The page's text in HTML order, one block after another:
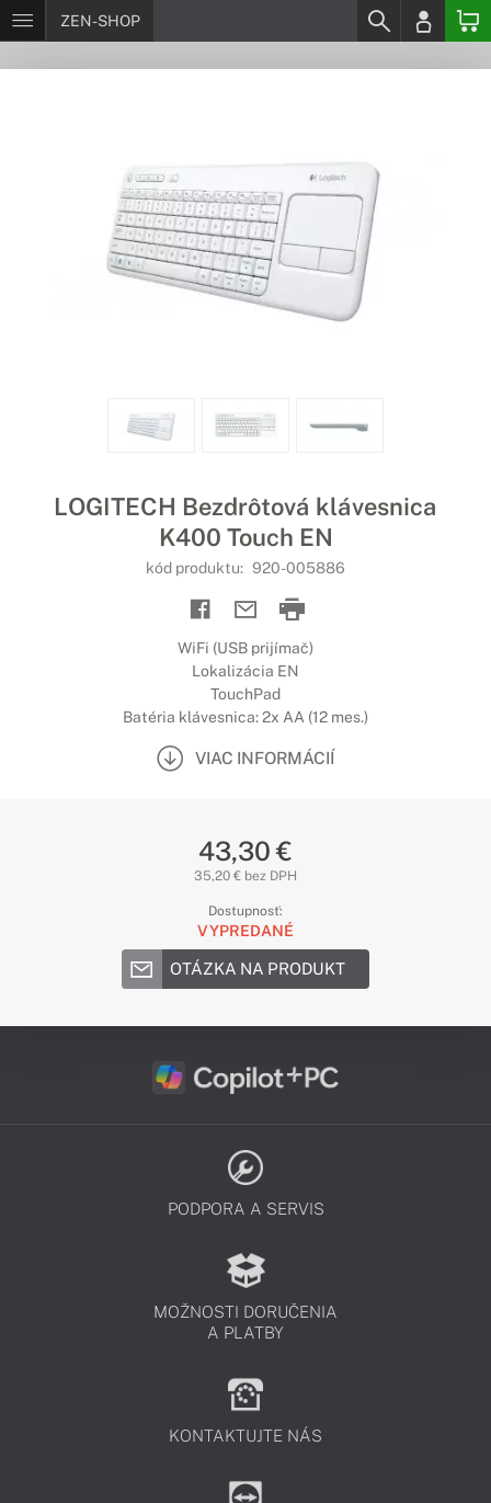
ZEN-SHOP
LOGITECH Bezdrôtová klávesnica
K400 Touch EN
kód produktu: 920-005886
WiFi (USB prijímač)
Lokalizácia EN
TouchPad
Batéria klávesnica: 2x AA (12 mes.)
VIAC INFORMÁCIÍ
43,30 €
35,20 € bez DPH
Dostupnosť:
VYPREDANÉ
OTÁZKA NA PRODUKT
PODPORA A SERVIS
MOŽNOSTI DORUČENIA
A PLATBY
KONTAKTUJTE NÁS